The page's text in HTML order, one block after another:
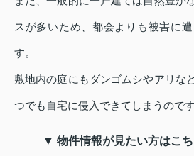
スが多いため、都会よりも被害に
す。
敷地内の庭にもダンゴムシやアリな
つでも自宅に侵入できてしまうのです
▼ 物件情報が見たい方はこ